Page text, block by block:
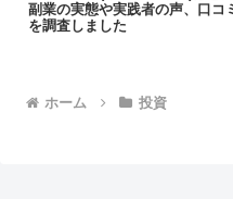
副業の実態や実践者の声、口コ
を調査しました
ホーム 投資